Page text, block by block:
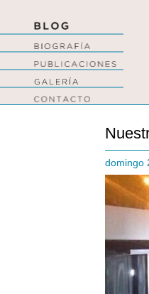
domingo